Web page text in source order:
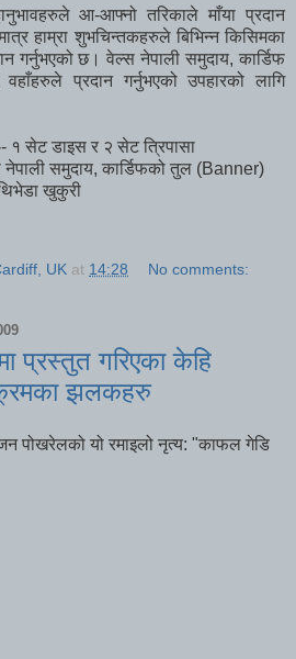
आ-आफ्नो तरिकाले माँया प्रदान
हाम्रा शुभचिन्तकहरुले बिभिन्न किसिमका
गर्नुभएको छ। वेल्स नेपाली समुदाय, कार्डिफ
वहाँहरुले प्रदान गर्नुभएको उपहारको लागि
१ सेट डाइस र २ सेट त्रिपासा
समुदाय, कार्डिफको तुल (Banner)
खुकुरी
UK at 14:28 No comments:
प्रस्तुत गरिएका केहि
झलकहरु
पोखरेलको यो रमाइलो नृत्य: "काफल गेडि